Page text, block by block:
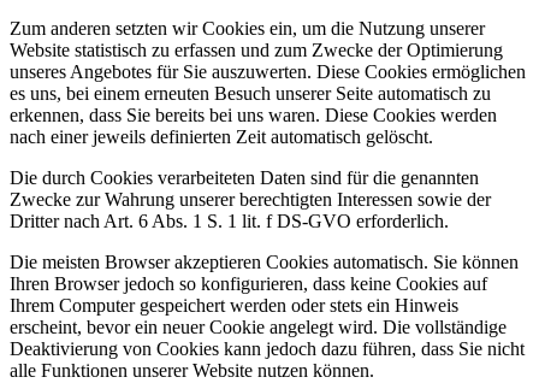
Zum anderen setzten wir Cookies ein, um die Nutzung unserer
Website statistisch zu erfassen und zum Zwecke der Optimierung
unseres Angebotes für Sie auszuwerten. Diese Cookies ermöglichen
es uns, bei einem erneuten Besuch unserer Seite automatisch zu
erkennen, dass Sie bereits bei uns waren. Diese Cookies werden
nach einer jeweils definierten Zeit automatisch gelöscht.
Die durch Cookies verarbeiteten Daten sind für die genannten
Zwecke zur Wahrung unserer berechtigten Interessen sowie der
Dritter nach Art. 6 Abs. 1 S. 1 lit. f DS-GVO erforderlich.
Die meisten Browser akzeptieren Cookies automatisch. Sie können
Ihren Browser jedoch so konfigurieren, dass keine Cookies auf
Ihrem Computer gespeichert werden oder stets ein Hinweis
erscheint, bevor ein neuer Cookie angelegt wird. Die vollständige
Deaktivierung von Cookies kann jedoch dazu führen, dass Sie nicht
alle Funktionen unserer Website nutzen können.